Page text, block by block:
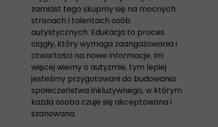
zamiast tego skupmy się na mocnych
stronach i talentach osób
autystycznych. Edukacja to proces
ciągły, który wymaga zaangażowania i
otwartości na nowe informacje. Im
więcej wiemy o autyzmie, tym lepiej
jesteśmy przygotowani do budowania
społeczeństwa inkluzywnego, w którym
każda osoba czuje się akceptowana i
szanowana.